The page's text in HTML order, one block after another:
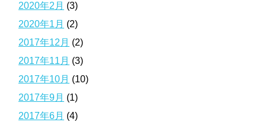
2020年2月 (3)
2020年1月 (2)
2017年12月 (2)
2017年11月 (3)
2017年10月 (10)
2017年9月 (1)
2017年6月 (4)